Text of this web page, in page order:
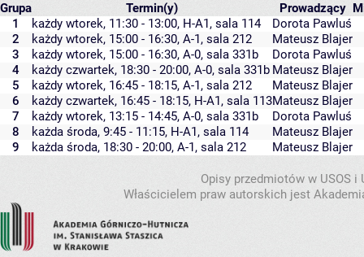
Grupa
Termin(y) Prowadzący
1
każdy wtorek, 11:30 - 13:00, H-A1, sala 114
Dorota Pawluś
2
każdy wtorek, 15:00 - 16:30, A-1, sala 212
Mateusz Blajer
3
każdy wtorek, 15:00 - 16:30, A-0, sala 331b
Dorota Pawluś
4
każdy czwartek, 18:30 - 20:00, A-0, sala 331b Mateusz Blajer
5
każdy wtorek, 16:45 - 18:15, A-1, sala 212
Mateusz Blajer
6
każdy czwartek, 16:45 - 18:15, H-A1, sala 113Mateusz Blajer
7
każdy wtorek, 13:15 - 14:45, A-0, sala 331b
Dorota Pawluś
8
każda środa, 9:45 - 11:15, H-A1, sala 114
Mateusz Blajer
9
każda środa, 18:30 - 20:00, A-1, sala 212 Mateusz Blajer
Opisy przedmiotów w USOS
Właścicielem praw autorskich jest